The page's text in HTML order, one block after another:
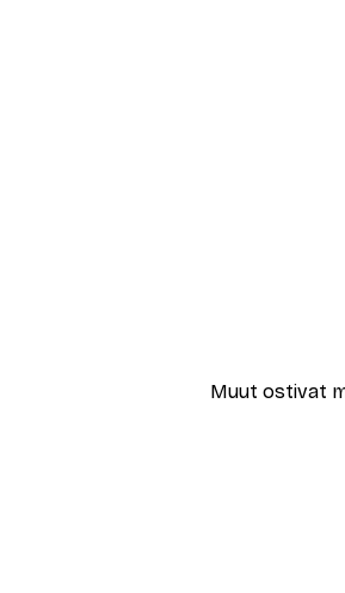
Muut ostivat